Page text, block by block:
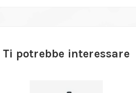
Ti potrebbe interessare